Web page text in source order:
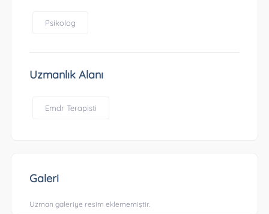
Psikolog
Uzmanlık Alanı
Emdr Terapisti
Galeri
Uzman galeriye resim eklememiştir.